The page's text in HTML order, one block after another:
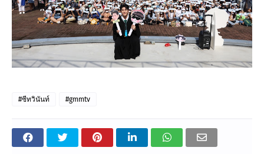
#ซีทวินันท์ #gmmtv